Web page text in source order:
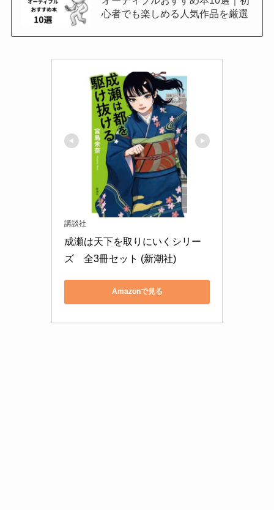
心者でも楽しめる人気作品を厳選
講談社
成瀬は天下を取りにいくシリー
ズ　全3冊セット (新潮社)
Amazonで見る